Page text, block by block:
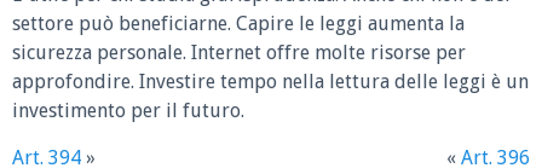
settore può beneficiarne. Capire le leggi aumenta la
sicurezza personale. Internet offre molte risorse per
approfondire. Investire tempo nella lettura delle leggi è un
investimento per il futuro.
Art. 394 » « Art. 396